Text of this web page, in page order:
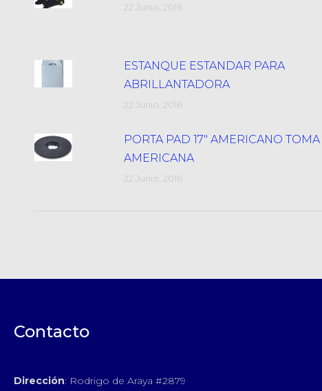
22 Junio, 2016
ESTANQUE ESTANDAR PARA
ABRILLANTADORA
22 Junio, 2016
PORTA PAD 17″ AMERICANO TOMA
AMERICANA
22 Junio, 2016
Contacto
Dirección: Rodrigo de Araya #2879